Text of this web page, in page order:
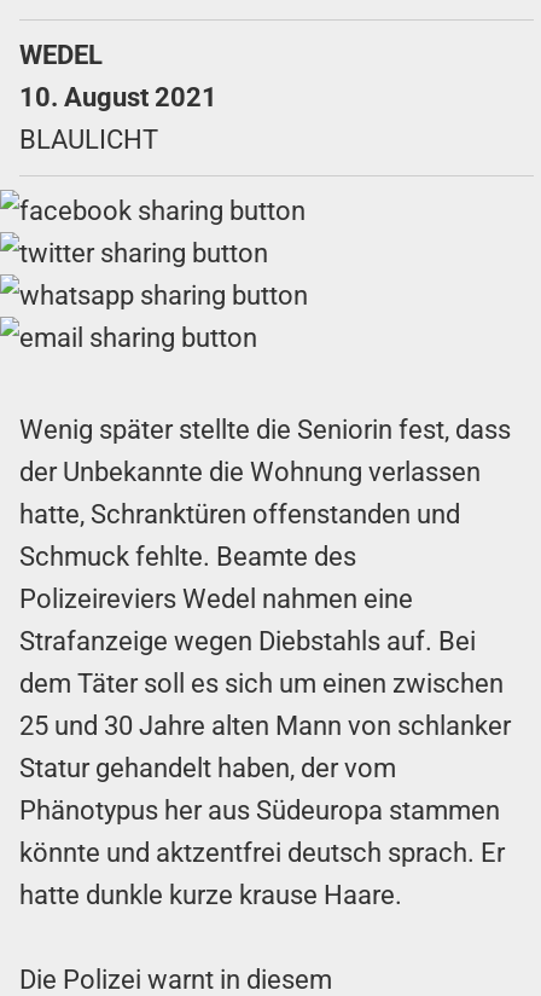
WEDEL
10. August 2021
BLAULICHT
Wenig später stellte die Seniorin fest, dass
der Unbekannte die Wohnung verlassen
hatte, Schranktüren offenstanden und
Schmuck fehlte. Beamte des
Polizeireviers Wedel nahmen eine
Strafanzeige wegen Diebstahls auf. Bei
dem Täter soll es sich um einen zwischen
25 und 30 Jahre alten Mann von schlanker
Statur gehandelt haben, der vom
Phänotypus her aus Südeuropa stammen
könnte und aktzentfrei deutsch sprach. Er
hatte dunkle kurze krause Haare.
Die Polizei warnt in diesem